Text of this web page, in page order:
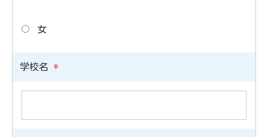
女
学校名 *